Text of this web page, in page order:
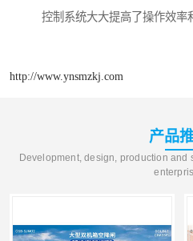
控制系统大大提高了操作效率
http://www.ynsmzkj.com
产品
Development, design, production and